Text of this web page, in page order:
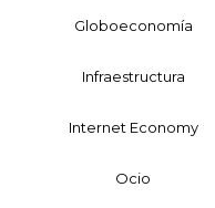
Globoeconomía
Infraestructura
Internet Economy
Ocio